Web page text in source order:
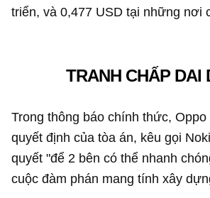
triển, và0,477 USD tại những nơi
TRANH CHẤP DAI
Trong thông báo chính thức, Oppo
quyết định của tòa án, kêu gọi
quyết "để 2 bên có thể nhanh
cuộc đàm phán mang tính xây